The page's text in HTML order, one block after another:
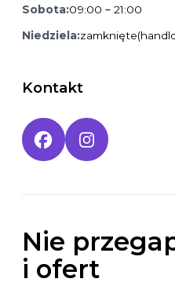
Sobota:09:00 – 21:00
Niedziela:zamknięte
Kontakt
Social media:
Nie
i ofert